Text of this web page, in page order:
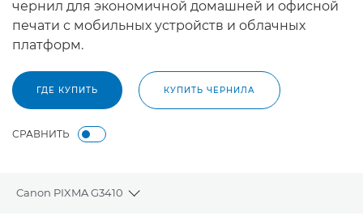
чернил для экономичной домашней и офисной
печати с мобильных устройств и облачных
платформ.
ГДЕ КУПИТЬ КУПИТЬ ЧЕРНИЛА
СРАВНИТЬ
Canon PIXMA G3410
Toggle breadcrumbs